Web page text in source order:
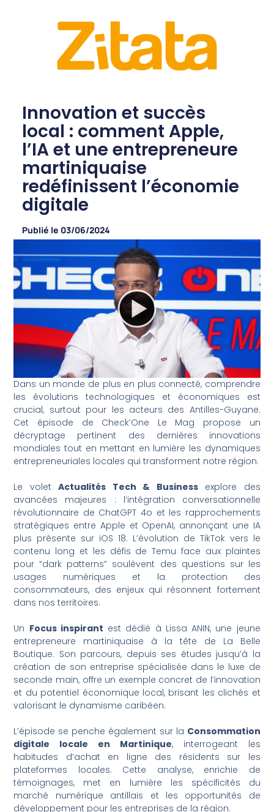
Innovation et succès
local : comment Apple,
l’IA et une entrepreneure
martiniquaise
redéfinissent l’économie
digitale
Publié le 03/06/2024
Dans un monde de plus en plus connecté, comprendre
les évolutions technologiques et économiques est
crucial, surtout pour les acteurs des Antilles-Guyane.
Cet épisode de Check’One Le Mag propose un
décryptage pertinent des dernières innovations
mondiales tout en mettant en lumière les dynamiques
entrepreneuriales locales qui transforment notre région.
Le voletActualités Tech & Businessexplore des
avancées majeures : l’intégration conversationnelle
révolutionnaire de ChatGPT 4o et les rapprochements
stratégiques entre Apple et OpenAI, annonçant une IA
plus présente sur iOS 18. L’évolution de TikTok vers le
contenu long et les défis de Temu face aux plaintes
pour “dark patterns” soulèvent des questions sur les
usages numériques et la protection des
consommateurs, des enjeux qui résonnent fortement
dans nos territoires.
Un Focus inspirant est dédié à Lissa ANIN, une jeune
entrepreneure martiniquaise à la tête de La Belle
Boutique. Son parcours, depuis ses études jusqu’à la
création de son entreprise spécialisée dans le luxe de
seconde main, offre un exemple concret de l’innovation
et du potentiel économique local, brisant les clichés et
valorisant le dynamisme caribéen.
L’épisode se penche également sur la Consommation
digitale locale en Martinique, interrogeant les
habitudes d’achat en ligne des résidents sur les
plateformes locales. Cette analyse, enrichie de
témoignages, met en lumière les spécificités du
marché numérique antillais et les opportunités de
développement pour les entreprises de la région.